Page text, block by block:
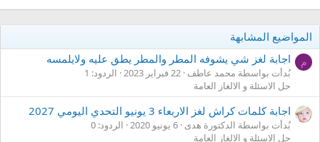
المواضيع المشابهة
م اجابة لغز شي يشوفه المطر والمطر يطق عليه ولايلمسه
بُدأت بواسطة محمد عاطف 22 فبراير 2023
الردود: 1
حل الاسئلة و الالغاز العامة
اجابة كلمات كراش لغز الاربعاء 3 يونيو التحدي اليومي 2027
بُدأت بواسطة الدكتورة هدى 6 يونيو 2020
الردود: 0
حل الاسئلة و الالغاز العامة